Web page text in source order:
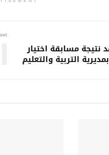
مسابقة اختيار
التربية والتعليم